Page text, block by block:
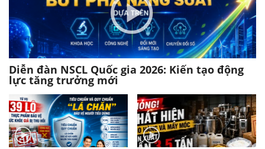
Diễn đàn NSCL Quốc gia 2026: Kiến tạo động
lực tăng trưởng mới